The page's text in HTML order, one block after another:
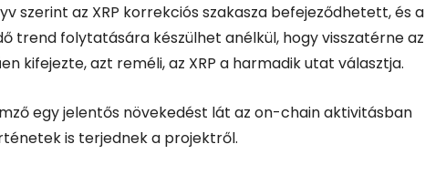
szerint az XRP korrekciós szakasza befejeződhetett, és a
trend folytatására készülhet anélkül, hogy visszatérne az
kifejezte, azt reméli, az XRP a harmadik utat választja.
egy jelentős növekedést lát az on-chain aktivitásban
is terjednek a projektről.